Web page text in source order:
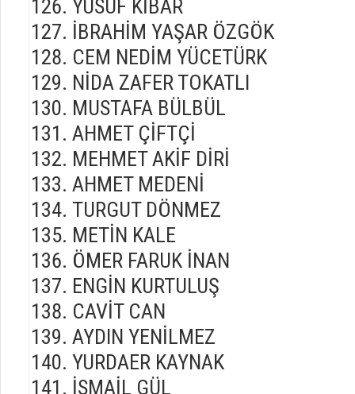
YUSUF KİBAR
İBRAHİM YAŞAR ÖZGÖK
CEM NEDİM YÜCETÜRK
NİDA ZAFER TOKATLI
MUSTAFA BÜLBÜL
AHMET ÇİFTÇİ
MEHMET AKİF DİRİ
AHMET MEDENİ
TURGUT DÖNMEZ
METİN KALE
ÖMER FARUK İNAN
ENGİN KURTULUŞ
CAVİT CAN
AYDIN YENİLMEZ
YURDAER KAYNAK
İSMAİL GÜL